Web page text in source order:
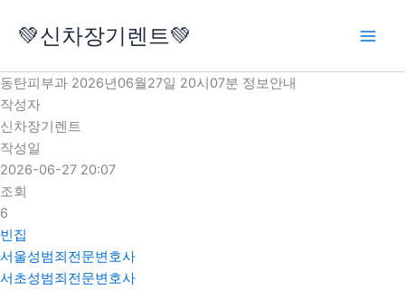
로
건
너
뛰
기
💚신차장기렌트💚
동탄피부과 2026년06월27일 20시07분 정보안내
작성자
신차장기렌트
작성일
2026-06-27 20:07
조회
6
빈집
서울성범죄전문변호사
서초성범죄전문변호사